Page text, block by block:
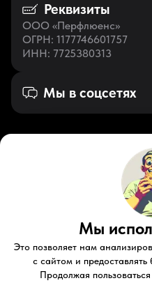
Реквизиты
ООО «Перфлюенс»
ОГРН: 1177746601757
ИНН: 7725380313
Мы в соцсетях
ZenYoutube
Правовые документы
Мы
Это позволяет нам
с сайтом и
Продолжая